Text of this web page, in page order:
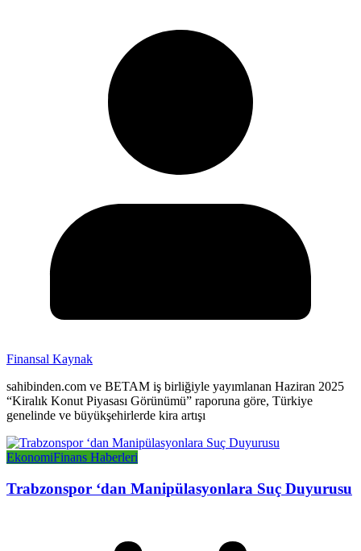
Finansal Kaynak
sahibinden.com ve BETAM iş birliğiyle yayımlanan Haziran 2025
“Kiralık Konut Piyasası Görünümü” raporuna göre, Türkiye
genelinde ve büyükşehirlerde kira artışı
EkonomiFinans Haberleri
Trabzonspor ‘dan Manipülasyonlara Suç Duyurusu